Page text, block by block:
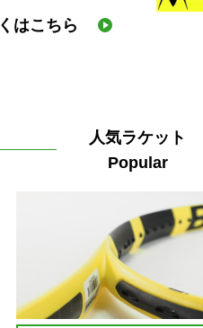
はこちら
人気ラケット
Popular